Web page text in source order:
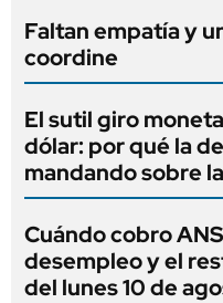
Faltan empatía y
coordine
El sutil giro
dólar: por qué la
mandando sobre
Cuándo cobro
desempleo y el
del lunes 10 de